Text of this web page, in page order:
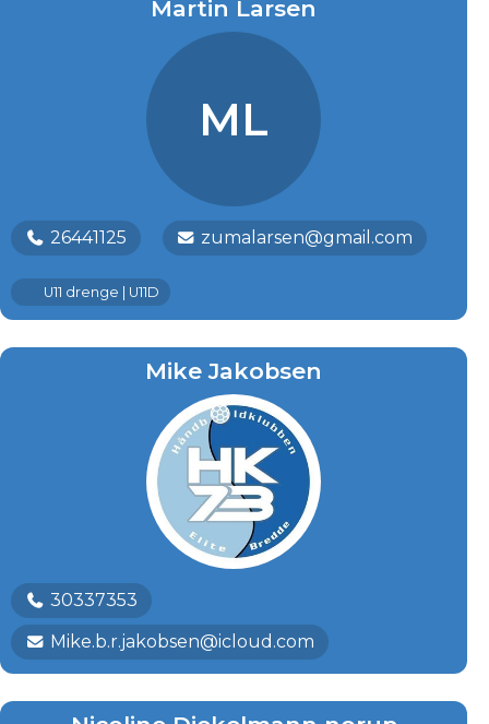
Martin Larsen
ML
26441125 zumalarsen@gmail.com
U11 drenge | U11D
Mike Jakobsen
30337353
Mike.b.r.jakobsen@icloud.com